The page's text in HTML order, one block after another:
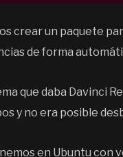
crear un paquete
de forma
que daba Davinci
y no era posible
en Ubuntu con